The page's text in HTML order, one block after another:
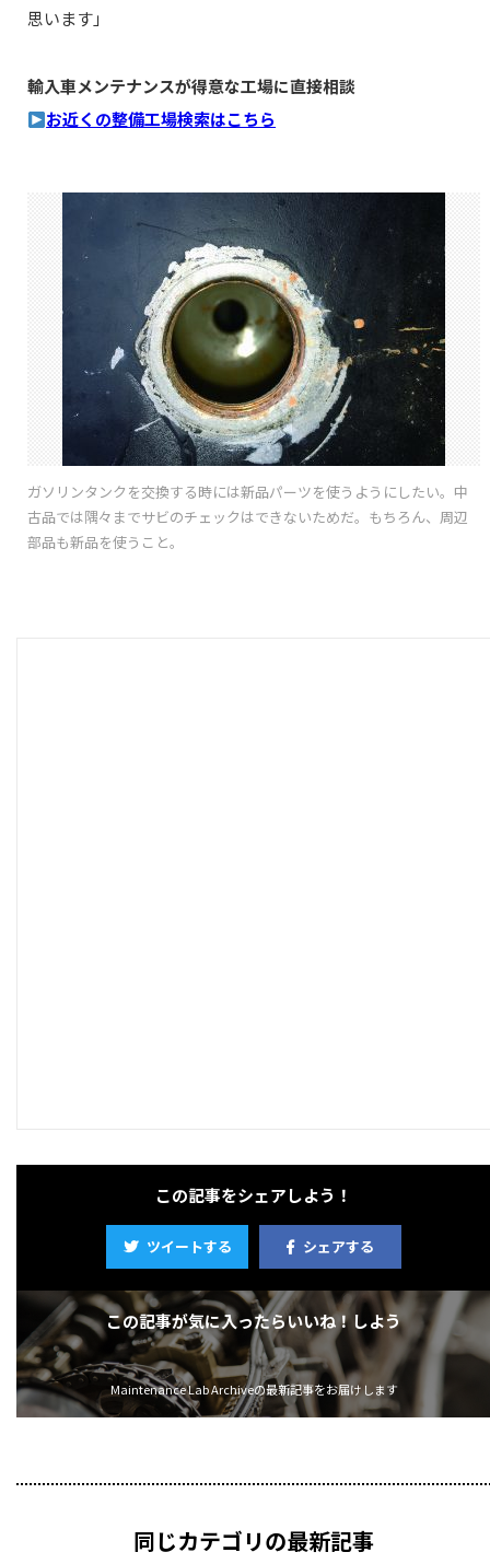
思います」
輸入車メンテナンスが得意な工場に直接相談
お近くの整備工場検索はこちら
ガソリンタンクを交換する時には新品パーツを使うようにしたい。中
古品では隅々までサビのチェックはできないためだ。もちろん、周辺
部品も新品を使うこと。
この記事をシェアしよう！
ツイートする シェアする
この記事が気に入ったらいいね！しよう
Maintenance Lab Archiveの最新記事をお届けします
同じカテゴリの最新記事